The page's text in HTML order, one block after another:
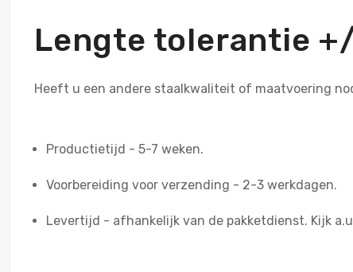
Lengte tolerantie
Heeft u een andere staalkwaliteit of maatvoering
Productietijd - 5-7 weken.
Voorbereiding voor verzending - 2-3 werkdagen.
Levertijd - afhankelijk van de pakketdienst. Kijk